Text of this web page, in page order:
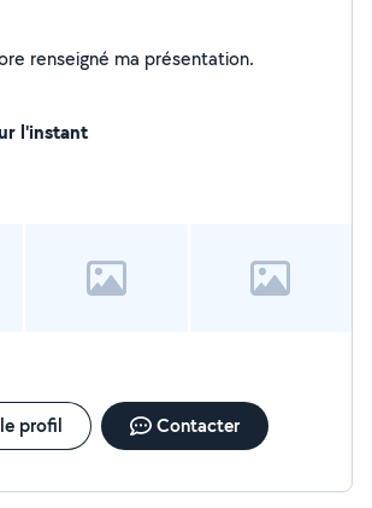
Je n'ai pas encore renseigné ma présentation.
l'instant
profil Contacter